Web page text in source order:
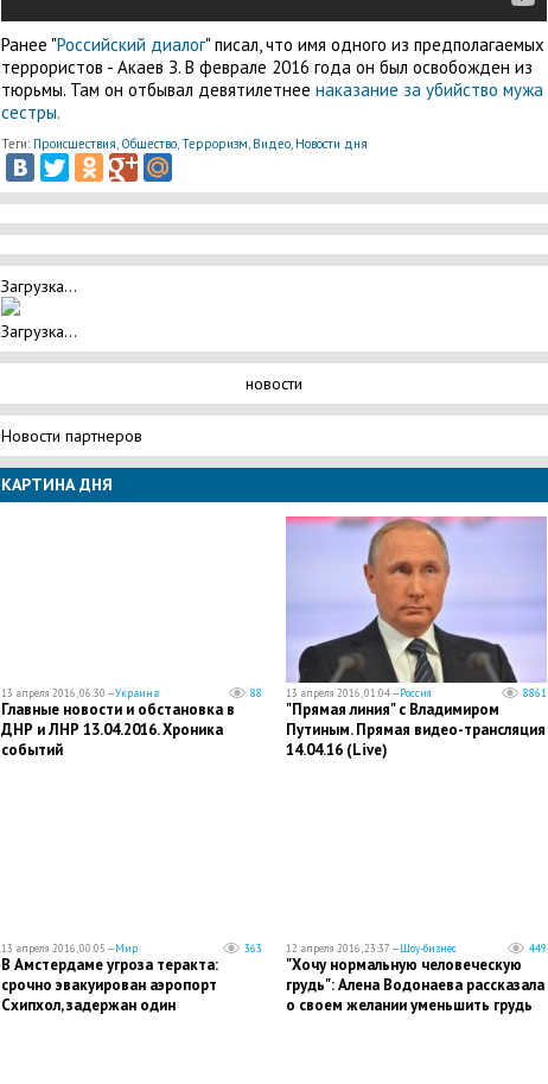
Ранее "Российский диалог" писал, что имя одного из предполагаемых
террористов - Акаев З. В феврале 2016 года он был освобожден из
тюрьмы. Там он отбывал девятилетнее наказание за убийство мужа
сестры.
Теги: Происшествия, Общество,Терроризм, Видео, Новости дня
Загрузка...
Загрузка...
новости
Новости партнеров
КАРТИНА ДНЯ
13 апреля 2016, 06:30 —Украина 88
Главные новости и обстановка в
ДНР и ЛНР 13.04.2016. Хроника
событий
13 апреля 2016, 01:04 —Россия 8861
"Прямая линия" с Владимиром
Путиным. Прямая видео-трансляция
14.04.16 (Live)
13 апреля 2016, 00:05 —Мир 363
В Амстердаме угроза теракта:
срочно эвакуирован аэропорт
Схипхол, задержан один
12 апреля 2016, 23:37 —Шоу-бизнес 449
"Хочу нормальную человеческую
грудь": Алена Водонаева рассказала
о своем желании уменьшить грудь